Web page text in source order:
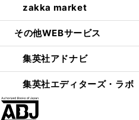
zakka market
その他WEBサービス
集英社アドナビ
集英社エディターズ・ラボ